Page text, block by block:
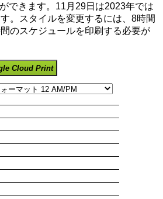
できます。11月29日は2023年では
。スタイルを変更するには、8時間
のスケジュールを印刷する必要が
Cloud Print